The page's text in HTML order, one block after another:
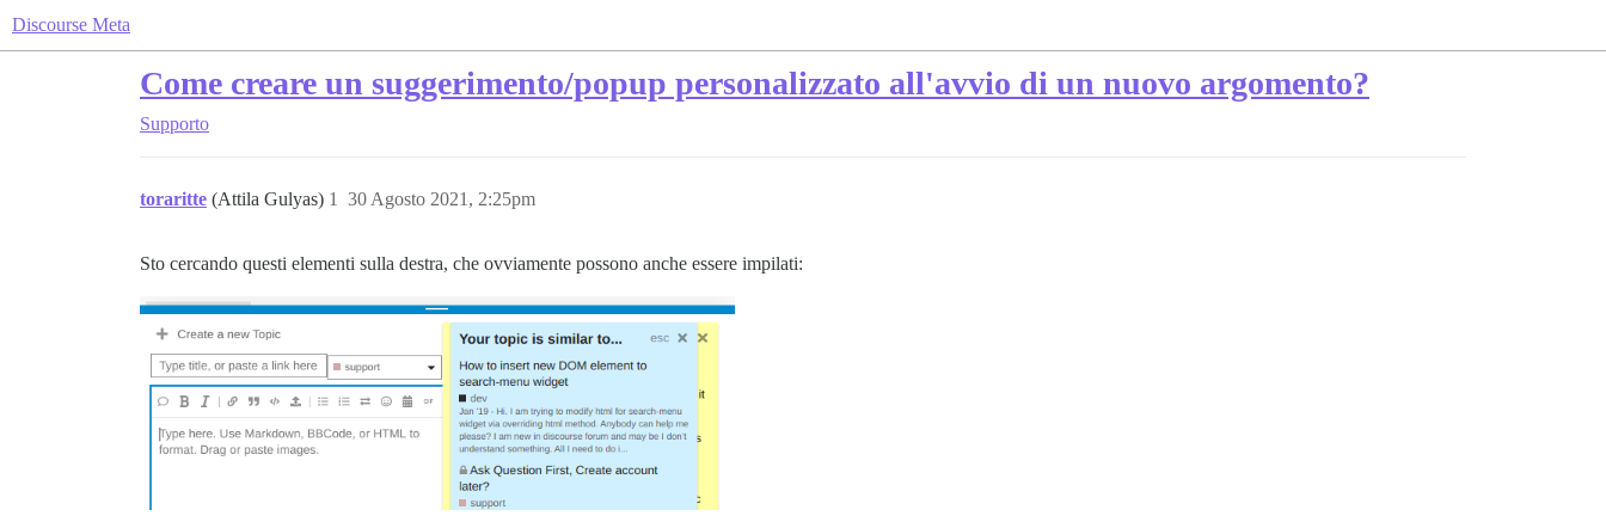
Discourse Meta
Come creare un suggerimento/popup personalizzato all'avvio di un nuovo argomento?
Supporto
toraritte (Attila Gulyas) 30 Agosto 2021, 2:25pm
1
Sto cercando questi elementi sulla destra, che ovviamente possono anche essere impilati: